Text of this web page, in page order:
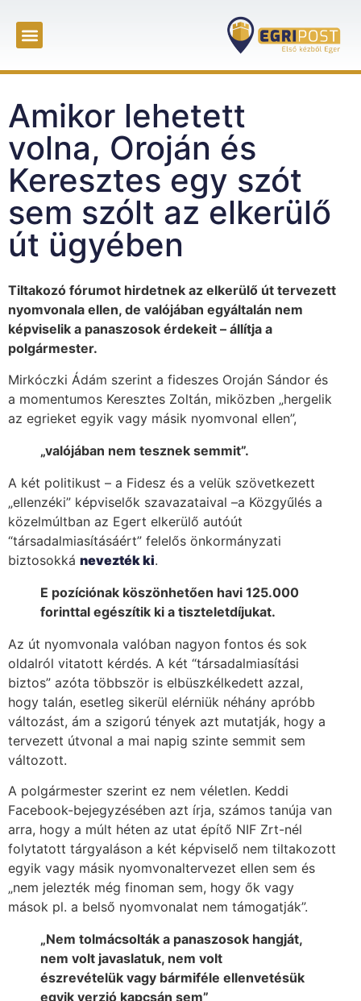
Amikor lehetett
volna, Oroján és
Keresztes egy szót
sem szólt az elkerülő
út ügyében
Tiltakozó fórumot hirdetnek az elkerülő út tervezett
nyomvonala ellen, de valójában egyáltalán nem
képviselik a panaszosok érdekeit – állítja a
polgármester.
Mirkóczki Ádám szerint a fideszes Oroján Sándor és
a momentumos Keresztes Zoltán, miközben „hergelik
az egrieket egyik vagy másik nyomvonal ellen”,
„valójában nem tesznek semmit”.
A két politikust – a Fidesz és a velük szövetkezett
„ellenzéki” képviselők szavazataival –a Közgyűlés a
közelmúltban az Egert elkerülő autóút
“társadalmiasításáért” felelős önkormányzati
biztosokká nevezték ki.
E pozíciónak köszönhetően havi 125.000
forinttal egészítik ki a tiszteletdíjukat.
Az út nyomvonala valóban nagyon fontos és sok
oldalról vitatott kérdés. A két “társadalmiasítási
biztos” azóta többször is elbüszkélkedett azzal,
hogy talán, esetleg sikerül elérniük néhány apróbb
változást, ám a szigorú tények azt mutatják, hogy a
tervezett útvonal a mai napig szinte semmit sem
változott.
A polgármester szerint ez nem véletlen. Keddi
Facebook-bejegyzésében azt írja, számos tanúja van
arra, hogy a múlt héten az utat építő NIF Zrt-nél
folytatott tárgyaláson a két képviselő nem tiltakozott
egyik vagy másik nyomvonaltervezet ellen sem és
„nem jelezték még finoman sem, hogy ők vagy
mások pl. a belső nyomvonalat nem támogatják”.
„Nem tolmácsolták a panaszosok hangját,
nem volt javaslatuk, nem volt
észrevételük vagy bármiféle ellenvetésük
egyik verzió kapcsán sem”